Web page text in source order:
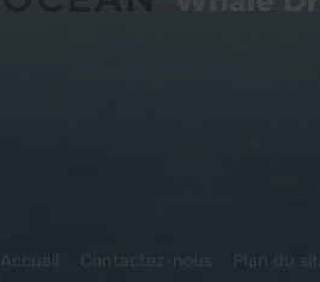
Accueil Contactez-nous Plan du site